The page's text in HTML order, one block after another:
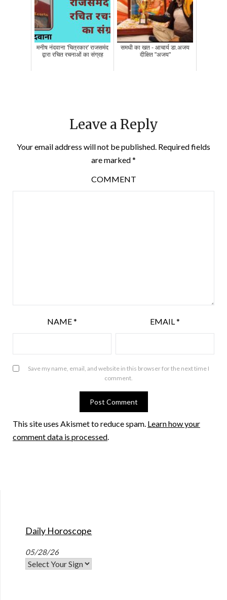
मनीष नंदवाना 'चित्रकार' राजसमंद
द्वारा रचित रचनाओं का संग्रह
समधी का खत - आचार्य डा.अजय
दीक्षित "अजय"
Leave a Reply
Your email address will not be published. Required fields
are marked*
COMMENT
NAME* EMAIL *
Save my name, email, and website in this browser for the next time I
comment.
This site uses Akismet to reduce spam. Learn how your
comment data is processed
Daily Horoscope
05/28/26